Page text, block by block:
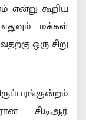
என்று கூறிய
மக்கள்
ஒரு சிறு
சி.டி.ஆர்.